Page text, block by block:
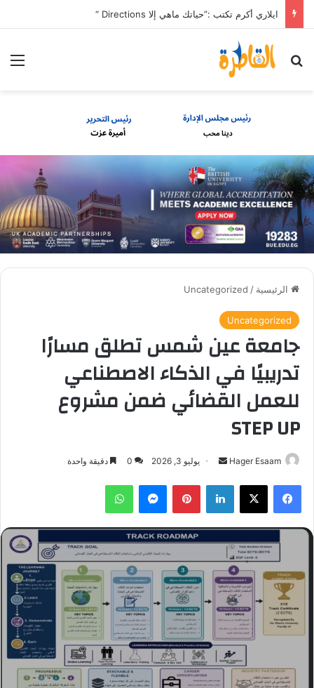
ايلاري أكرم تكتب :”حياتك ماهي إلا Directions “
بحث عن
الرئيسية /
Uncategorized
Uncategorized
جامعة عين شمس تطلق مسارًا
تدريبيًا في الذكاء الاصطناعي
للعمل القضائي ضمن مشروع
STEP UP
Hager Esaam
أرسل
إلكترونيا
يوليو 3, 2026 0 دقيقة واحدة
فيسبوك ‫X لينكدإن بينتيريستماسنجر واتساب